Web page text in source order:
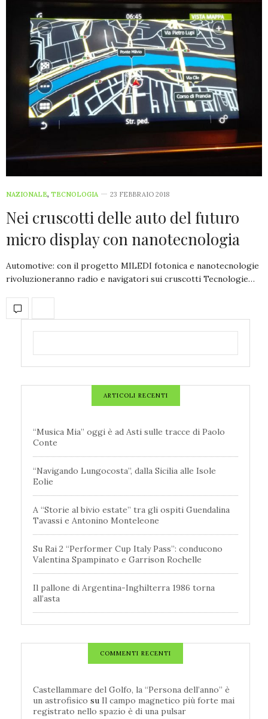
NAZIONALE, TECNOLOGIA 23 FEBBRAIO 2018
Nei cruscotti delle auto del futuro
micro display con nanotecnologia
Automotive: con il progetto MILEDI fotonica e nanotecnologie
rivoluzioneranno radio e navigatori sui cruscotti Tecnologie…
ARTICOLI RECENTI
“Musica Mia” oggi è ad Asti sulle tracce di Paolo
Conte
“Navigando Lungocosta”, dalla Sicilia alle Isole
Eolie
A “Storie al bivio estate” tra gli ospiti Guendalina
Tavassi e Antonino Monteleone
Su Rai 2 “Performer Cup Italy Pass”: conducono
Valentina Spampinato e Garrison Rochelle
Il pallone di Argentina-Inghilterra 1986 torna
all’asta
COMMENTI RECENTI
Castellammare del Golfo, la “Persona dell’anno” è
un astrofisico su Il campo magnetico più forte mai
registrato nello spazio è di una pulsar